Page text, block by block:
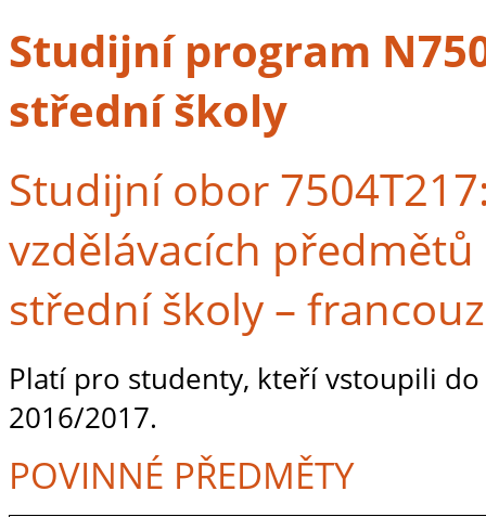
Studijní program
střední školy
Studijní obor
vzdělávacích
střední školy –
Platí pro studenty, kteří vstoupili
2016/2017.
POVINNÉ PŘEDMĚTY